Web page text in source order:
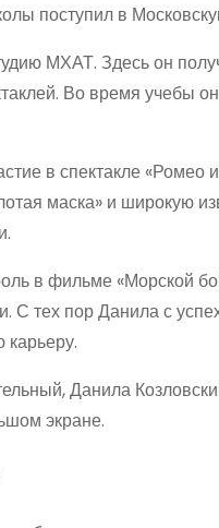
поступил в
МХАТ. Здесь он
Во время учебы
в спектакле
маска» и широкую
в фильме «Морской
С тех пор Данила с
Данила
экране.